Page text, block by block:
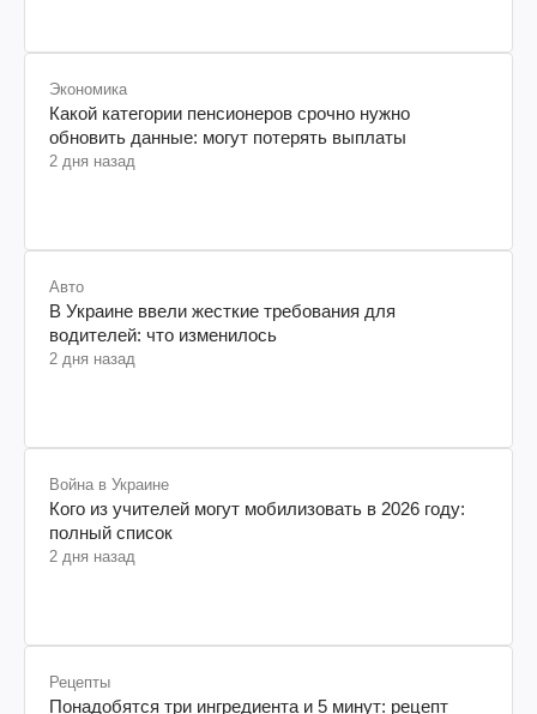
Экономика
Какой категории пенсионеров срочно нужно
обновить данные: могут потерять выплаты
2 дня назад
Авто
В Украине ввели жесткие требования для
водителей: что изменилось
2 дня назад
Война в Украине
Кого из учителей могут мобилизовать в 2026 году:
полный список
2 дня назад
Рецепты
Понадобятся три ингредиента и 5 минут: рецепт